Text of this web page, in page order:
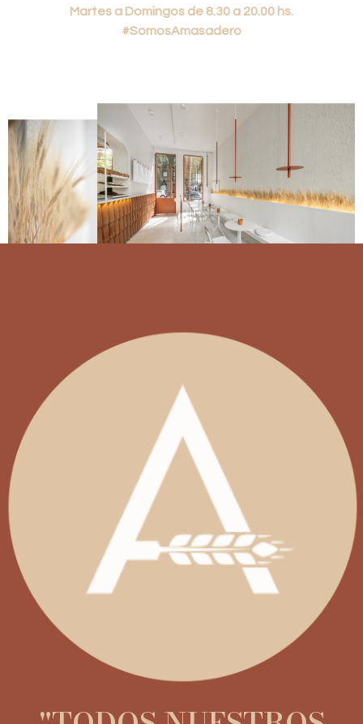
Martes a Domingos de 8.30 a 20.00 hs.
#SomosAmasadero